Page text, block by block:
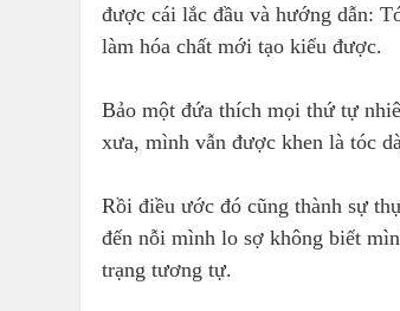
được cái lắc đầu và hướng dẫn:
làm hóa chất mới tạo kiểu được.
Bảo một đứa thích mọi thứ tự
xưa, mình vẫn được khen là tóc
Rồi điều ước đó cũng thành sự
đến nỗi mình lo sợ không biết
trạng tương tự.